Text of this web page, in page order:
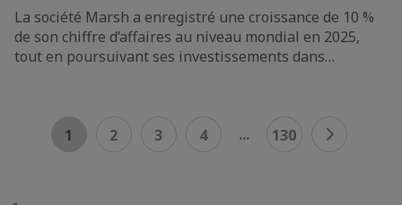
La société Marsh a enregistré une croissance de 10 %
de son chiffre d’affaires au niveau mondial en 2025,
tout en poursuivant ses investissements dans…
1 2 3 4 ... 130